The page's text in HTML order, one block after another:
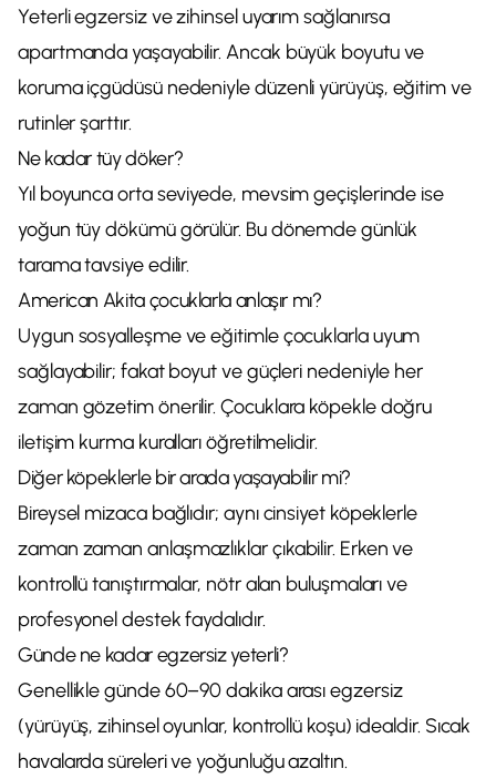
Yeterli egzersiz ve zihinsel uyarım sağlanırsa
apartmanda yaşayabilir. Ancak büyük boyutu ve
koruma içgüdüsü nedeniyle düzenli yürüyüş, eğitim ve
rutinler şarttır.
Ne kadar tüy döker?
Yıl boyunca orta seviyede, mevsim geçişlerinde ise
yoğun tüy dökümü görülür. Bu dönemde günlük
tarama tavsiye edilir.
American Akita çocuklarla anlaşır mı?
Uygun sosyalleşme ve eğitimle çocuklarla uyum
sağlayabilir; fakat boyut ve güçleri nedeniyle her
zaman gözetim önerilir. Çocuklara köpekle doğru
iletişim kurma kuralları öğretilmelidir.
Diğer köpeklerle bir arada yaşayabilir mi?
Bireysel mizaca bağlıdır; aynı cinsiyet köpeklerle
zaman zaman anlaşmazlıklar çıkabilir. Erken ve
kontrollü tanıştırmalar, nötr alan buluşmaları ve
profesyonel destek faydalıdır.
Günde ne kadar egzersiz yeterli?
Genellikle günde 60–90 dakika arası egzersiz
(yürüyüş, zihinsel oyunlar, kontrollü koşu) idealdir. Sıcak
havalarda süreleri ve yoğunluğu azaltın.